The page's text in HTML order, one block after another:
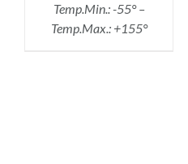
Temp.Min.: -55° –
Temp.Max.: +155°